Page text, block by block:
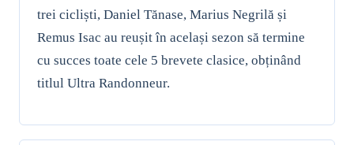
trei cicliști, Daniel Tănase, Marius Negrilă și
Remus Isac au reușit în același sezon să termine
cu succes toate cele 5 brevete clasice, obținând
titlul Ultra Randonneur.